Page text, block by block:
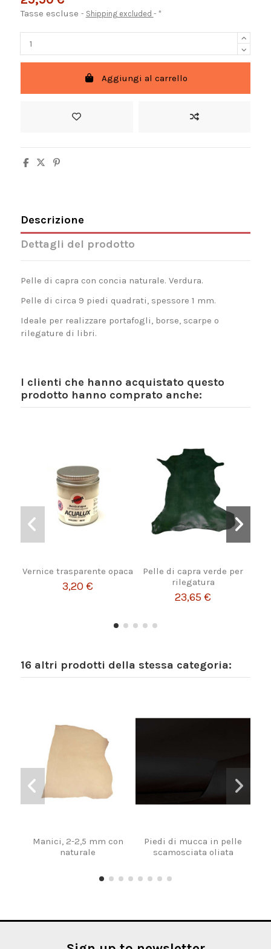
Tasse escluse Shipping excluded *
Aggiungi al carrello
Descrizione
Dettagli del prodotto
Pelle di capra con concia naturale. Verdura.
Pelle di circa 9 piedi quadrati, spessore 1 mm.
Ideale per realizzare portafogli, borse, scarpe o
rilegature di libri.
I clienti che hanno acquistato questo
prodotto hanno comprato anche:
Vernice trasparente opaca
3,20 €
Pelle di capra verde per
rilegatura
23,65 €
16 altri prodotti della stessa categoria:
Manici, 2-2,5 mm con
naturale
Piedi di mucca in pelle
scamosciata oliata